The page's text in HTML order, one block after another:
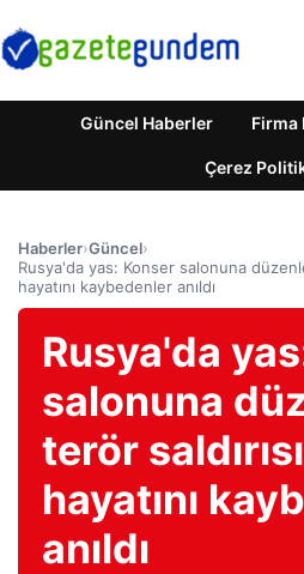
Güncel Haberler Firma
Çerez
Haberler›Güncel›
Rusya'da yas: Konser salonuna
hayatını kaybedenler anıldı
Rusya'da
salonuna
terör
hayatını
anıldı